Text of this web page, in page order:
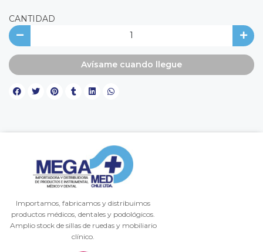
CANTIDAD
Avísame cuando llegue
Importamos, fabricamos y distribuimos
productos médicos, dentales y podológicos.
Amplio stock de sillas de ruedas y mobiliario
clínico.